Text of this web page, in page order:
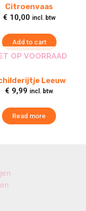
Citroenvaas
€ 10,00 incl. btw
Add to cart
OP VOORRAAD
Leeuw
€ 9,99 incl. btw
Read more